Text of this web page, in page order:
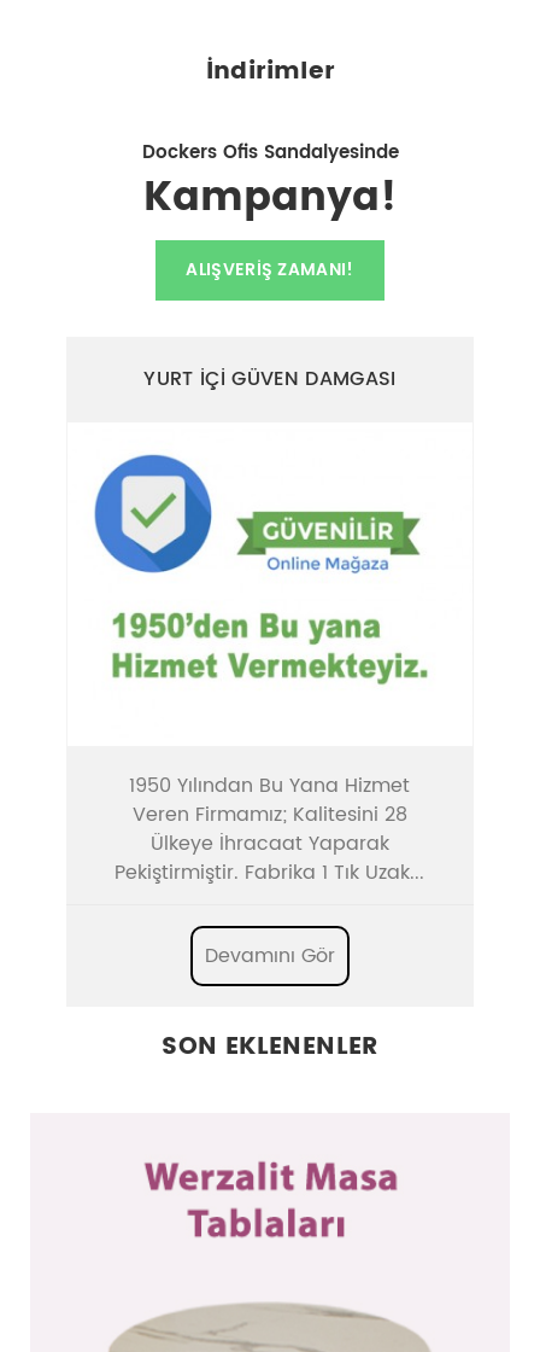
İndirimler
Dockers Ofis Sandalyesinde
Kampanya!
ALIŞVERIŞ ZAMANI!
YURT İÇİ GÜVEN DAMGASI
1950 Yılından Bu Yana Hizmet
Veren Firmamız; Kalitesini 28
Ülkeye İhracaat Yaparak
Pekiştirmiştir. Fabrika 1 Tık Uzak...
Devamını Gör
SON EKLENENLER